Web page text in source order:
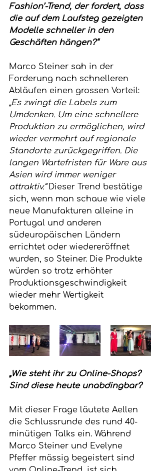
Fashion’-Trend, der fordert, dass
die auf dem Laufsteg gezeigten
Modelle schneller in den
Geschäften hängen?“
Marco Steiner sah in der
Forderung nach schnelleren
Abläufen einen grossen Vorteil:
„Es zwingt die Labels zum
Umdenken. Um eine schnellere
Produktion zu ermöglichen, wird
wieder vermehrt auf regionale
Standorte zurückgegriffen. Die
langen Wartefristen für Ware aus
Asien wird immer weniger
attraktiv.“ Dieser Trend bestätige
sich, wenn man schaue wie viele
neue Manufakturen alleine in
Portugal und anderen
südeuropäischen Ländern
errichtet oder wiedereröffnet
wurden, so Steiner. Die Produkte
würden so trotz erhöhter
Produktionsgeschwindigkeit
wieder mehr Wertigkeit
bekommen.
„Wie steht ihr zu Online-Shops?
Sind diese heute unabdingbar?
Mit dieser Frage läutete Aellen
die Schlussrunde des rund 40-
minütigen Talks ein. Während
Marco Steiner und Evelyne
Pfeffer mässig begeistert sind